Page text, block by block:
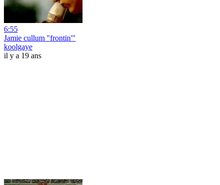
6:55
Jamie cullum "frontin'"
koolgaye
il y a 19 ans